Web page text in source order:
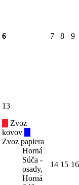
6 7 8 9
13
Zvoz
kovov
Zvoz papiera
Horná
Súča -
osady,
Horná
14 15 16